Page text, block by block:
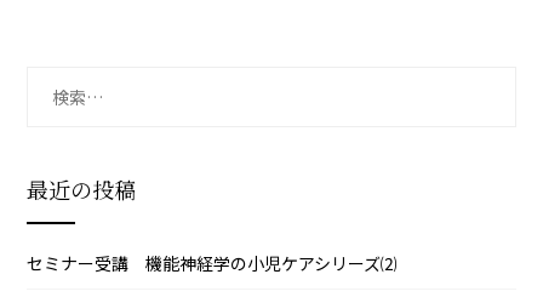
最近の投稿
セミナー受講 機能神経学の小児ケアシリーズ⑵